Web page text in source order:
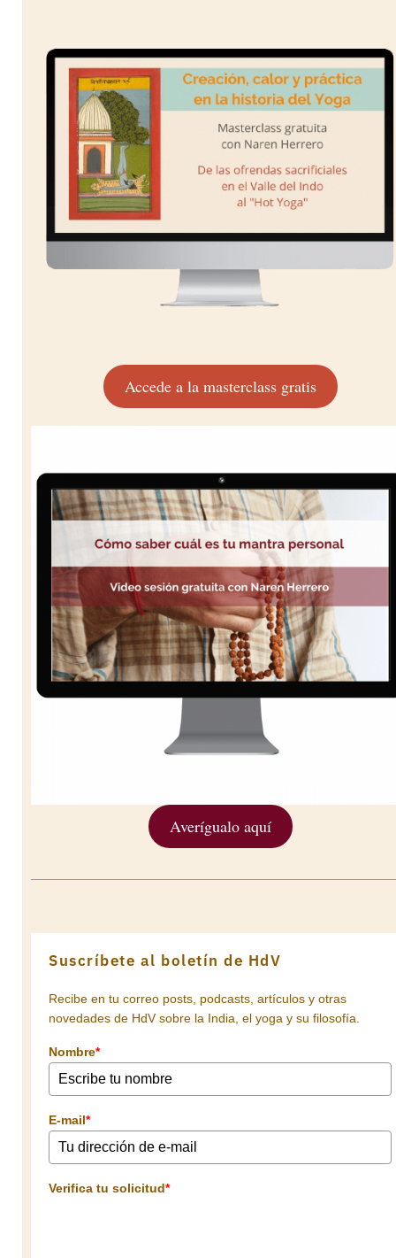
Accede a la masterclass gratis
Averígualo aquí
Suscríbete al boletín de HdV
Recibe en tu correo posts, podcasts, artículos y otras
novedades de HdV sobre la India, el yoga y su filosofía.
Nombre*
E-mail*
Verifica tu solicitud*